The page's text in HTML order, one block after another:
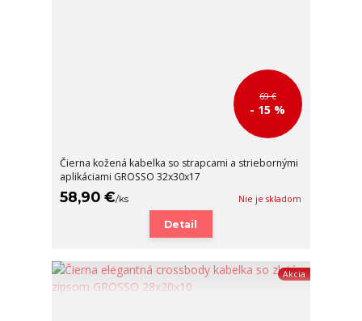
69 €
- 15 %
Čierna kožená kabelka so strapcami a striebornými
aplikáciami GROSSO 32x30x17
58,90 €/ks Nie je skladom
Detail
Akcia